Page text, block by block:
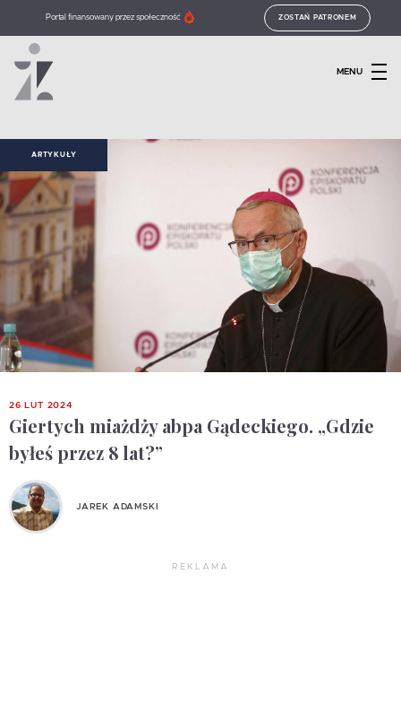
Portal finansowany przez społeczność ZOSTAŃ PATRONEM
MENU
ARTYKUŁY
26 LUT 2024
Giertych miażdży abpa Gądeckiego. „Gdzie
byłeś przez 8 lat?”
JAREK ADAMSKI
REKLAMA